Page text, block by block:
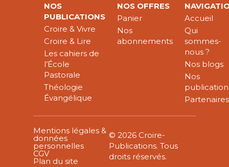
NOS
PUBLICATIONS
Croire & Vivre
Croire & Lire
Les cahiers de
l’École
Pastorale
Théologie
Évangélique
NOS OFFRES
Panier
Nos
abonnements
Accueil
Qui
sommes-
nous ?
Nos blogs
Nos
Partenaires
Mentions légales &
données
personnelles
CGV
Plan du site
© 2026 Croire-
Publications. Tous
droits réservés.